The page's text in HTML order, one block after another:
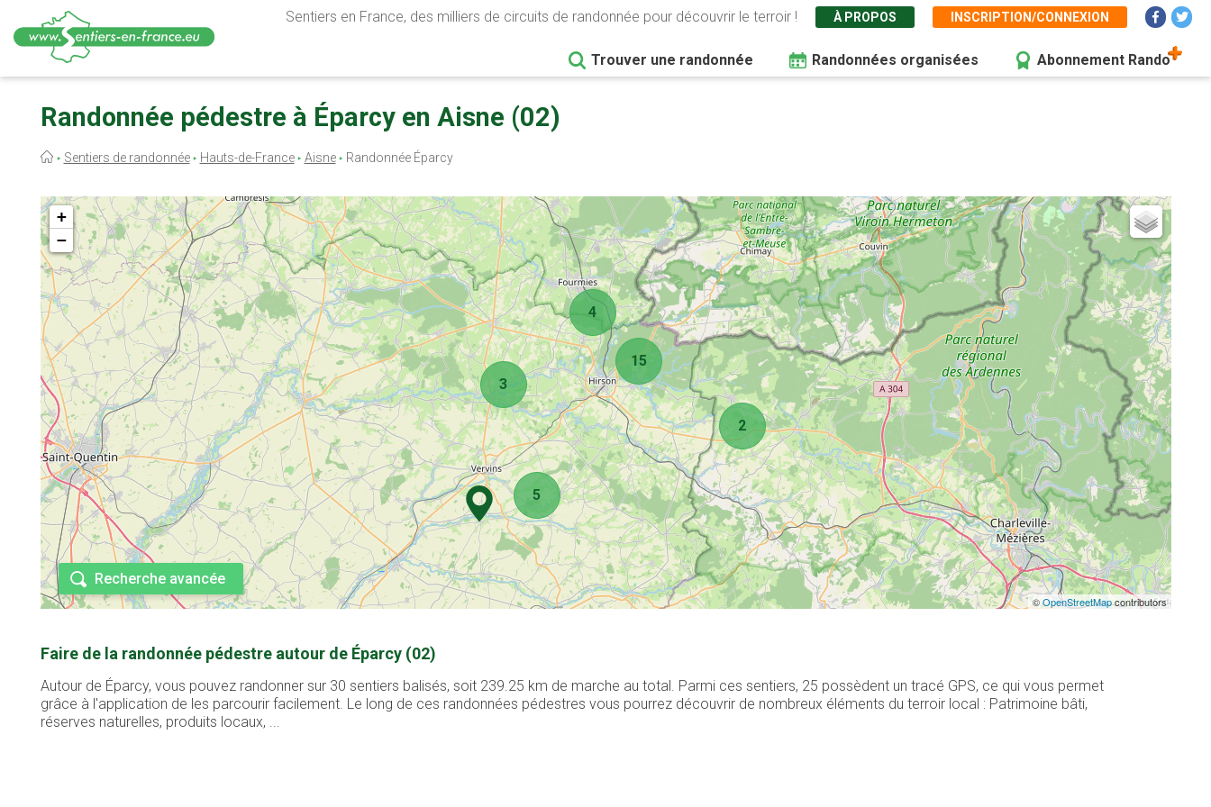
contenu
Sentiers en France, des milliers de circuits de randonnée pour découvrir le terroir ! À PROPOS INSCRIPTION/CONNEXION
Trouver une randonnée Randonnées organisées Abonnement Rando
Randonnée pédestre à Éparcy en Aisne (02)
Fil
Sentiers de randonnée Hauts-de-France Aisne Randonnée Éparcy
2
3
4
5
15
+
−
©OpenStreetMapcontributors
Recherche avancée
Faire de la randonnée pédestre autour de Éparcy (02)
Autour de Éparcy, vous pouvez randonner sur 30 sentiers balisés, soit 239.25 km de marche au total. Parmi ces sentiers, 25 possèdent un tracé GPS, ce qui vous permet
grâce à l'application de les parcourir facilement. Le long de ces randonnées pédestres vous pourrez découvrir de nombreux éléments du terroir local : Patrimoine bâti,
réserves naturelles, produits locaux, ...